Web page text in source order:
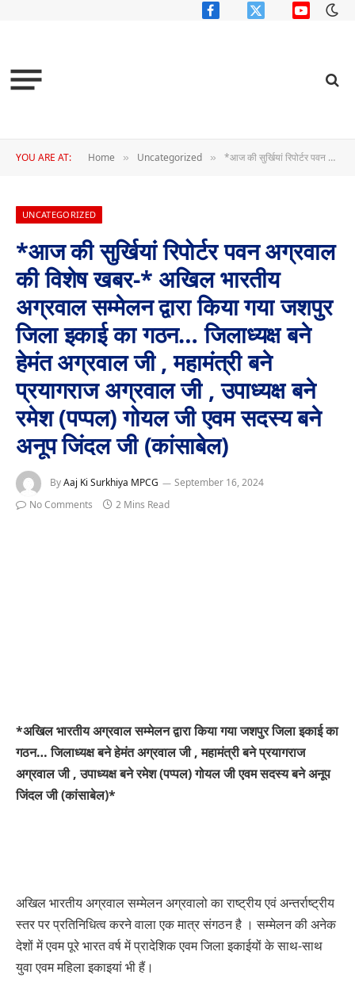
FacebookX
YouTube
YOU ARE AT: Home » Uncategorized » *आज की सुर्खियां रिपोर्टर पवन अग्रवाल की विशेष खबर-* अखिल भारतीय अग्रवाल सम्मेलन द्वारा किया गया जशपुर जिला इकाई का गठन… जिलाध्यक्ष बने हेमंत अग्रवाल जी , महामंत्री बने प्रयागराज अग्रवाल जी , उपाध्यक्ष बने रमेश (पप्पल) गोयल जी एवम सदस्य बने अनूप जिंदल जी (कांसाबेल)
UNCATEGORIZED
*आज की सुर्खियां रिपोर्टर पवन अग्रवाल
की विशेष खबर-* अखिल भारतीय
अग्रवाल सम्मेलन द्वारा किया गया जशपुर
जिला इकाई का गठन… जिलाध्यक्ष बने
हेमंत अग्रवाल जी , महामंत्री बने
प्रयागराज अग्रवाल जी , उपाध्यक्ष बने
रमेश (पप्पल) गोयल जी एवम सदस्य बने
अनूप जिंदल जी (कांसाबेल)
ByAaj Ki Surkhiya MPCG
September 16, 2024
No Comments
2 Mins Read
*अखिल भारतीय अग्रवाल सम्मेलन द्वारा किया गया जशपुर जिला इकाई का
गठन… जिलाध्यक्ष बने हेमंत अग्रवाल जी , महामंत्री बने प्रयागराज
अग्रवाल जी , उपाध्यक्ष बने रमेश (पप्पल) गोयल जी एवम सदस्य बने अनूप
जिंदल जी (कांसाबेल)*
अखिल भारतीय अग्रवाल सम्मेलन अग्रवालो का राष्ट्रीय एवं अन्तर्राष्ट्रीय
स्तर पर प्रतिनिधित्व करने वाला एक मात्र संगठन है । सम्मेलन की अनेक
देशों में एवम पूरे भारत वर्ष में प्रादेशिक एवम जिला इकाईयों के साथ-साथ
युवा एवम महिला इकाइयां भी हैं।